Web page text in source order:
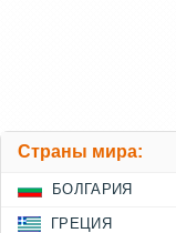
Страны мира:
БОЛГАРИЯ
ГРЕЦИЯ